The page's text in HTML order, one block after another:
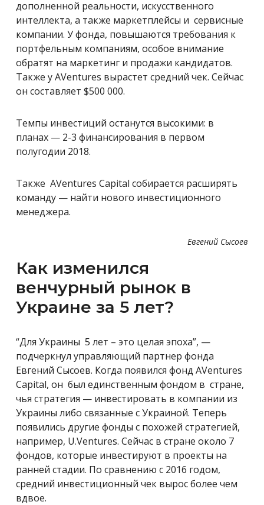
дополненной реальности, искусственного
интеллекта, а также маркетплейсы и сервисные
компании. У фонда, повышаются требования к
портфельным компаниям, особое внимание
обратят на маркетинг и продажи кандидатов.
Также у AVentures вырастет средний чек. Сейчас
он составляет $500 000.
Темпы инвестиций останутся высокими: в
планах — 2-3 финансирования в первом
полугодии 2018.
Также AVentures Capital собирается расширять
команду — найти нового инвестиционного
менеджера.
Евгений Сысоев
Как изменился
венчурный рынок в
Украине за 5 лет?
“Для Украины 5 лет – это целая эпоха”, —
подчеркнул управляющий партнер фонда
Евгений Сысоев. Когда появился фонд AVentures
Capital, он был единственным фондом в стране,
чья стратегия — инвестировать в компании из
Украины либо связанные с Украиной. Теперь
появились другие фонды с похожей стратегией,
например, U.Ventures. Сейчас в стране около 7
фондов, которые инвестируют в проекты на
ранней стадии. По сравнению с 2016 годом,
средний инвестиционный чек вырос более чем
вдвое.